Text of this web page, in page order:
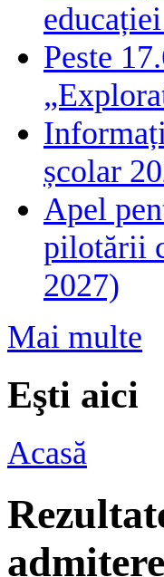
Peste
școlar
Apel
pilotării
2027)
Mai multe
Eşti aici
Acasă